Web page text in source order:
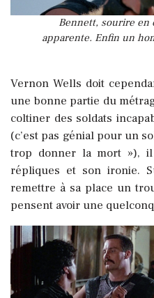
Bennett, sourire en
apparente. Enfin un
Vernon Wells doit
une bonne partie du
coltiner des soldats
(c’est pas génial pour un
trop donner la mort »),
répliques et son ironie.
remettre à sa place un
pensent avoir une